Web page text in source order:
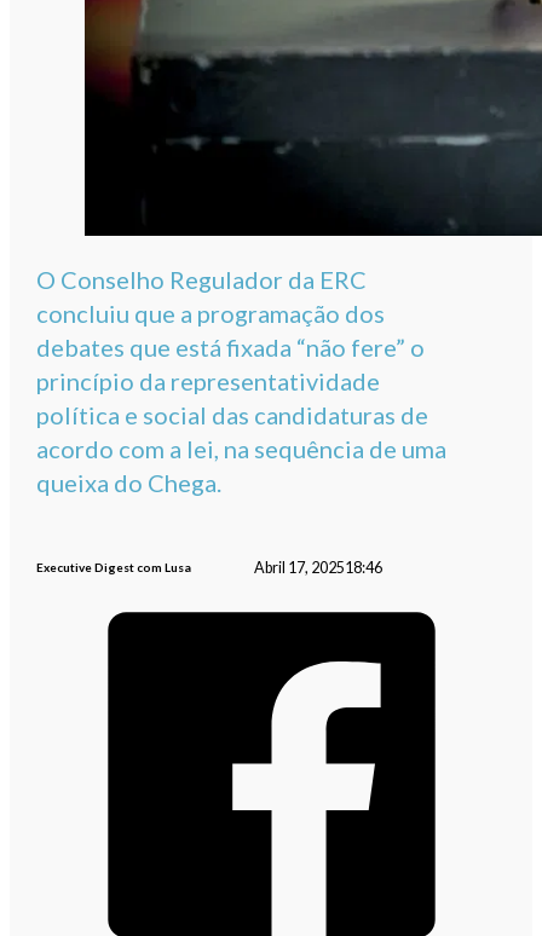
O Conselho Regulador da ERC
concluiu que a programação dos
debates que está fixada “não fere” o
princípio da representatividade
política e social das candidaturas de
acordo com a lei, na sequência de uma
queixa do Chega.
Executive Digest com Lusa Abril 17, 202518:46